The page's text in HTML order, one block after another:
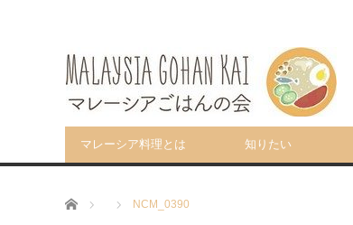
マレーシア料理とは 知りたい
ホーム NCM_0390